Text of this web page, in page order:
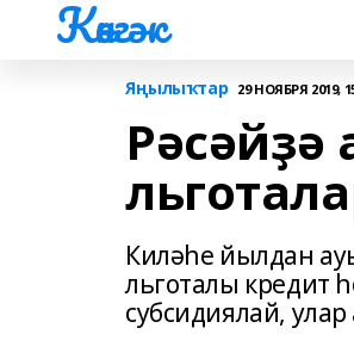
Көнгәк
Яңылыҡтар 29 НОЯБРЯ 2019,
Рәсәйҙә
Киләһе йылдан
льготалы кредит
субсидиялай,